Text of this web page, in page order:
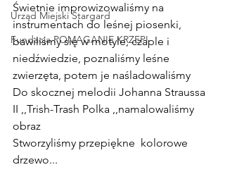
Urząd Miejski Stargard
Fundacja POMAGANIE KRZEPI
Świetnie improwizowaliśmy na
instrumentach do leśnej piosenki,
bawiliśmy się w motyle, czaple i
niedźwiedzie, poznaliśmy leśne
zwierzęta, potem je naśladowaliśmy
Do skocznej melodii Johanna Straussa
II ,,Trish-Trash Polka ,,namalowaliśmy
obraz
Stworzyliśmy przepiękne  kolorowe
drzewo...